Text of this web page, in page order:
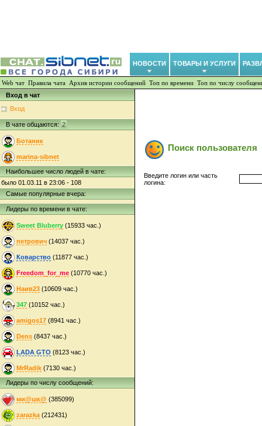
НОВОСТИ ТОВАРЫ И УСЛУГИ
Web чат Правила чата Архив истории сообщений Топ по времени Топ по числу
Вход в чат
Вход
В чате общаются: 2
Ботаник
marina-sibnet
Наибольшее число людей в чате:
было 01.03.11 в 23:06 - 108
Самые популярные вчера:
Лидеры по времени в чате:
Sweet Bluberry (15933 час.)
петрович (14037 час.)
Коварство (11877 час.)
Freedom_for_me (10770 час.)
Наив23 (10609 час.)
347 (10152 час.)
amigos17 (8941 час.)
Dens (8437 час.)
LADA GTO (8123 час.)
MrRadik (7130 час.)
Лидеры по числу сообщений:
ми@шк@ (385099)
zarazka (212431)
Поиск пользователя
Введите логин или часть
логина: